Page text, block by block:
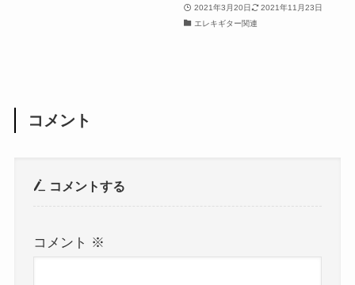
2021年3月20日
2021年11月23日
エレキギター関連
コメント
コメントする
コメント ※